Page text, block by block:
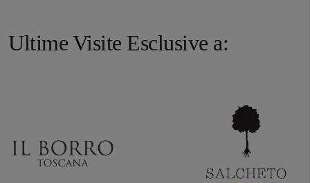
Ultime Visite Esclusive a: